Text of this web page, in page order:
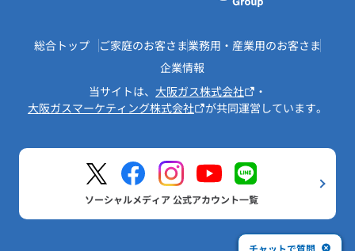
総合トップ ご家庭のお客さま業務用・産業用のお客さま
企業情報
当サイトは、 大阪ガス株式会社
・
大阪ガスマーケティング株式会社
が共同運営しています。
ソーシャルメディア 公式アカウント一覧
チャットで質問